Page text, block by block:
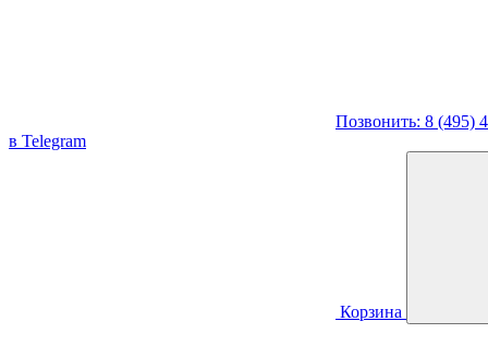
Позвонить: 8 (495)
в Telegram
Корзина